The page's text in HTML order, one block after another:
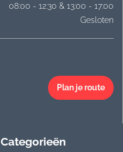
08:00 - 12:30 & 13:00 - 17:00
Gesloten
Plan je route
Categorieën